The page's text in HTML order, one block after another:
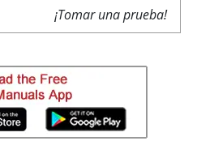
¡Tomar una prueba!